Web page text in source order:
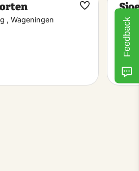
, Wageningen
Maak
5
Feedback